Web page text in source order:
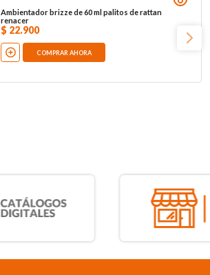
Ambientador brizze de 60 ml palitos de rattan
renacer
$ 22.900
COMPRAR AHORA